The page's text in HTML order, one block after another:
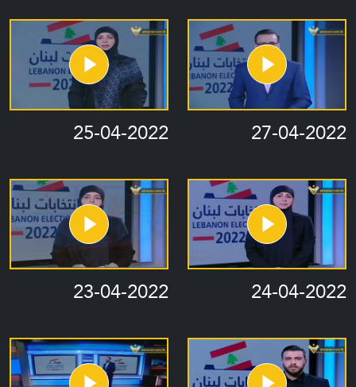
27-04-2022
25-04-2022
24-04-2022
23-04-2022